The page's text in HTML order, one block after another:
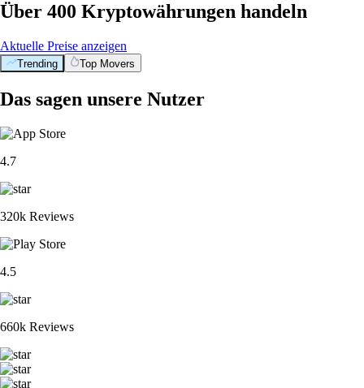
Über 400 Kryptowährungen handeln
Aktuelle Preise anzeigen
Trending Top Movers
Das sagen unsere Nutzer
4.7
320k Reviews
4.5
660k Reviews